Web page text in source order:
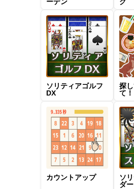
ソリティアゴルフ
DX
探
て！
カウントアップ
ソ
ダー